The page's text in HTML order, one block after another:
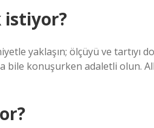
istiyor?
yaklaşın; ölçüyü ve tartıyı
bile konuşurken adaletli olun.